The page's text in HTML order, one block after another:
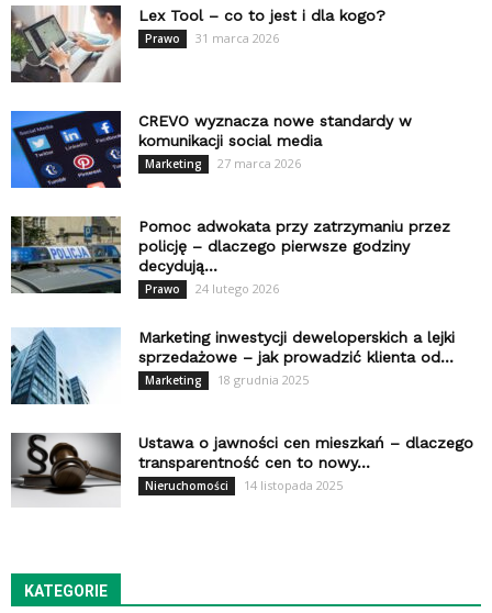
Lex Tool – co to jest i dla kogo?
Prawo 31 marca 2026
CREVO wyznacza nowe standardy w
komunikacji social media
Marketing 27 marca 2026
Pomoc adwokata przy zatrzymaniu przez
policję – dlaczego pierwsze godziny
decydują...
Prawo 24 lutego 2026
Marketing inwestycji deweloperskich a lejki
sprzedażowe – jak prowadzić klienta od...
Marketing 18 grudnia 2025
Ustawa o jawności cen mieszkań – dlaczego
transparentność cen to nowy...
Nieruchomości 14 listopada 2025
KATEGORIE